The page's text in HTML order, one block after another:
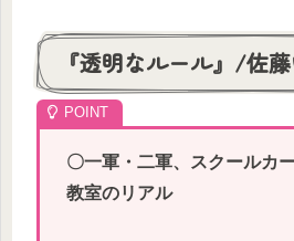
『透明なルール』/佐
〇一軍・二軍、スクールカ
教室のリアル